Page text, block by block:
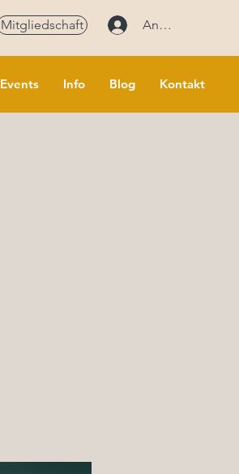
Mitgliedschaft Anmelden
Events Info Blog Kontakt